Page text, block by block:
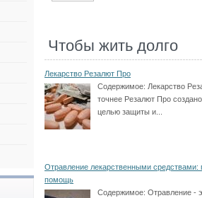
Чтобы жить долго
Лекарство Резалют Про
Содержимое: Лекарство
точнее Резалют Про
целью защиты и...
Отравление лекарственными средствами:
помощь
Содержимое: Отравление -